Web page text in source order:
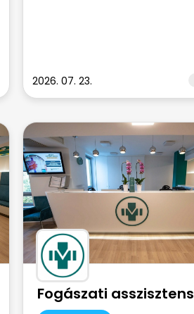
2026. 07. 23.
Fogászati asszisztens